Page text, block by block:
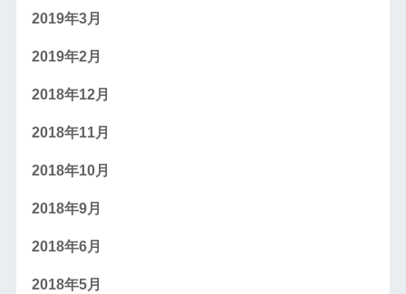
2019年3月
2019年2月
2018年12月
2018年11月
2018年10月
2018年9月
2018年6月
2018年5月